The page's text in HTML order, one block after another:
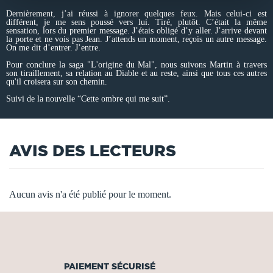
Dernièrement, j’ai réussi à ignorer quelques feux. Mais celui-ci est
différent, je me sens poussé vers lui. Tiré, plutôt. C’était la même
sensation, lors du premier message. J’étais obligé d’y aller. J’arrive devant
la porte et ne vois pas Jean. J’attends un moment, reçois un autre message.
On me dit d’entrer. J’entre.
Pour conclure la saga "L'origine du Mal", nous suivons Martin à travers
son tiraillement, sa relation au Diable et au reste, ainsi que tous ces autres
qu'il croisera sur son chemin.
Suivi de la nouvelle “Cette ombre qui me suit”.
AVIS DES LECTEURS
Aucun avis n'a été publié pour le moment.
PAIEMENT SÉCURISÉ